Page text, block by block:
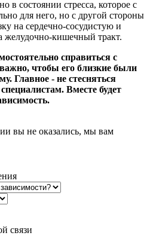
в состоянии стресса, которое с
для него, но с другой стороны
на сердечно-сосудистую и
желудочно-кишечный тракт.
справиться с
чтобы его близкие были
Главное - не стесняться
Вместе будет
вы не оказались, мы вам
связи